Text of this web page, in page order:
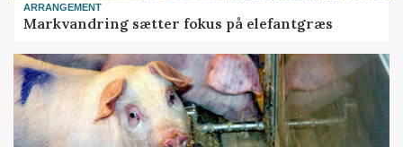
ARRANGEMENT
Markvandring sætter fokus på elefantgræs